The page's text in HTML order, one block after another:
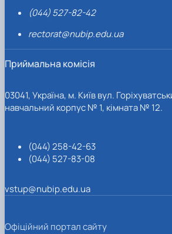
(044) 527-82-42
rectorat@nubip.edu.ua
Приймальна комісія
03041, Україна, м. Київ вул.
навчальний корпус № 1, кімната № 12.
(044) 258-42-63
(044) 527-83-08
vstup@nubip.edu.ua
Офіційний портал сайту